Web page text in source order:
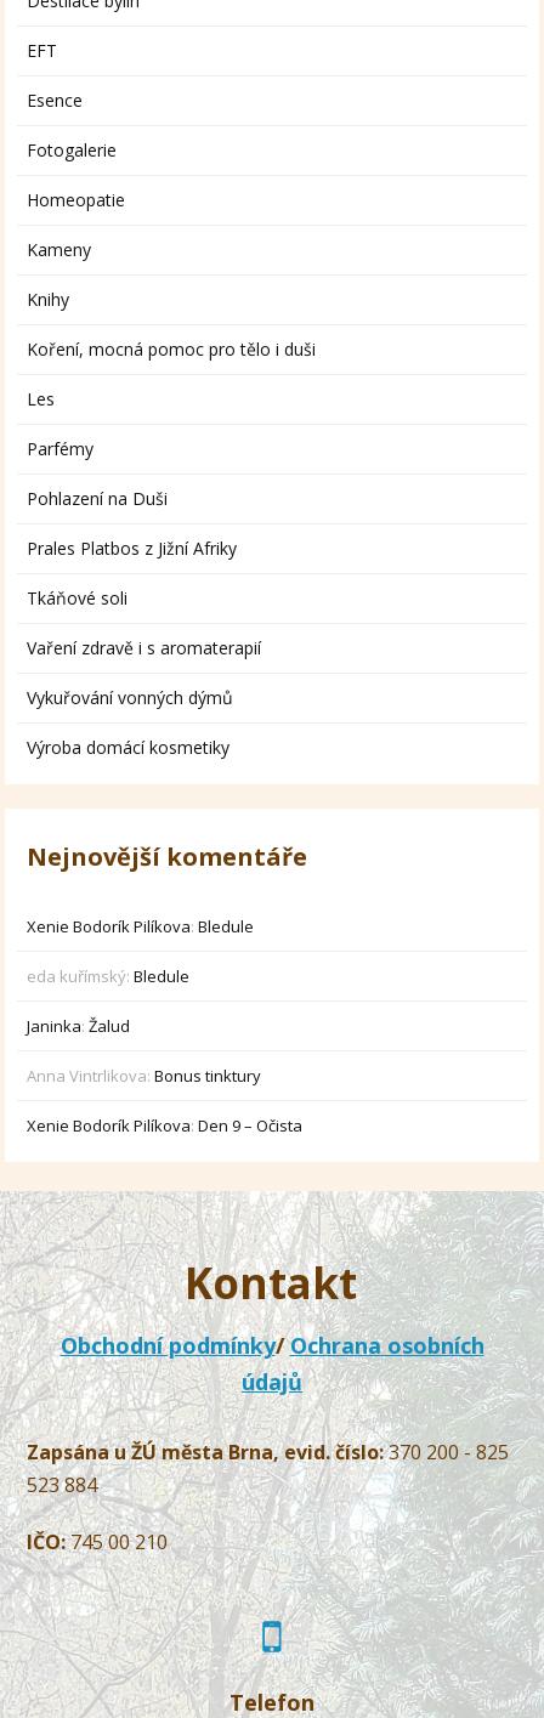
EFT
Esence
Fotogalerie
Homeopatie
Kameny
Knihy
Koření, mocná pomoc pro tělo i duši
Les
Parfémy
Pohlazení na Duši
Prales Platbos z Jižní Afriky
Tkáňové soli
Vaření zdravě i s aromaterapií
Vykuřování vonných dýmů
Výroba domácí kosmetiky
Nejnovější komentáře
Xenie Bodorík Pilíkova:Bledule
eda kuřímský:Bledule
Janinka:Žalud
Anna Vintrlikova:Bonus tinktury
Xenie Bodorík Pilíkova:Den 9 – Očista
Kontakt
Obchodní podmínky/Ochrana osobních
údajů
Zapsána u ŽÚ města Brna, evid. číslo:370 200 - 825
523 884
IČO:745 00 210
Telefon